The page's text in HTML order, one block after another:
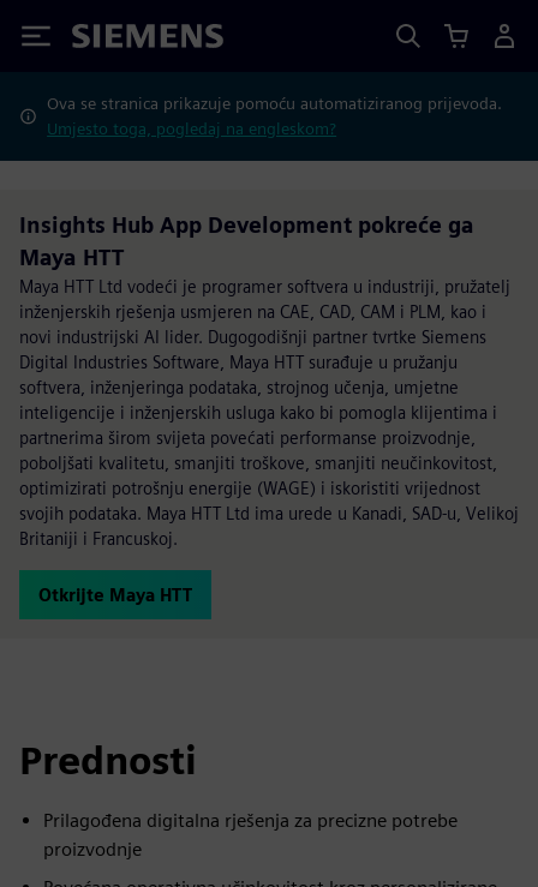
Siemens
Ova se stranica prikazuje pomoću automatiziranog prijevoda.
Umjesto toga, pogledaj na engleskom?
Insights Hub App Development pokreće ga
Maya HTT
Maya HTT Ltd vodeći je programer softvera u industriji, pružatelj
inženjerskih rješenja usmjeren na CAE, CAD, CAM i PLM, kao i
novi industrijski AI lider. Dugogodišnji partner tvrtke Siemens
Digital Industries Software, Maya HTT surađuje u pružanju
softvera, inženjeringa podataka, strojnog učenja, umjetne
inteligencije i inženjerskih usluga kako bi pomogla klijentima i
partnerima širom svijeta povećati performanse proizvodnje,
poboljšati kvalitetu, smanjiti troškove, smanjiti neučinkovitost,
optimizirati potrošnju energije (WAGE) i iskoristiti vrijednost
svojih podataka. Maya HTT Ltd ima urede u Kanadi, SAD-u, Velikoj
Britaniji i Francuskoj.
Otkrijte Maya HTT
Prednosti
Prilagođena digitalna rješenja za precizne potrebe
proizvodnje